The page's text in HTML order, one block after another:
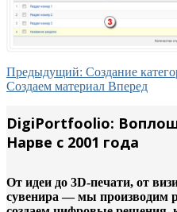
Предыдущий: Создание
Создаем материал Вперед
DigiPortfoolio:
Нарве с 2001 года
От идеи до 3D-печати, от
сувенира — мы производим